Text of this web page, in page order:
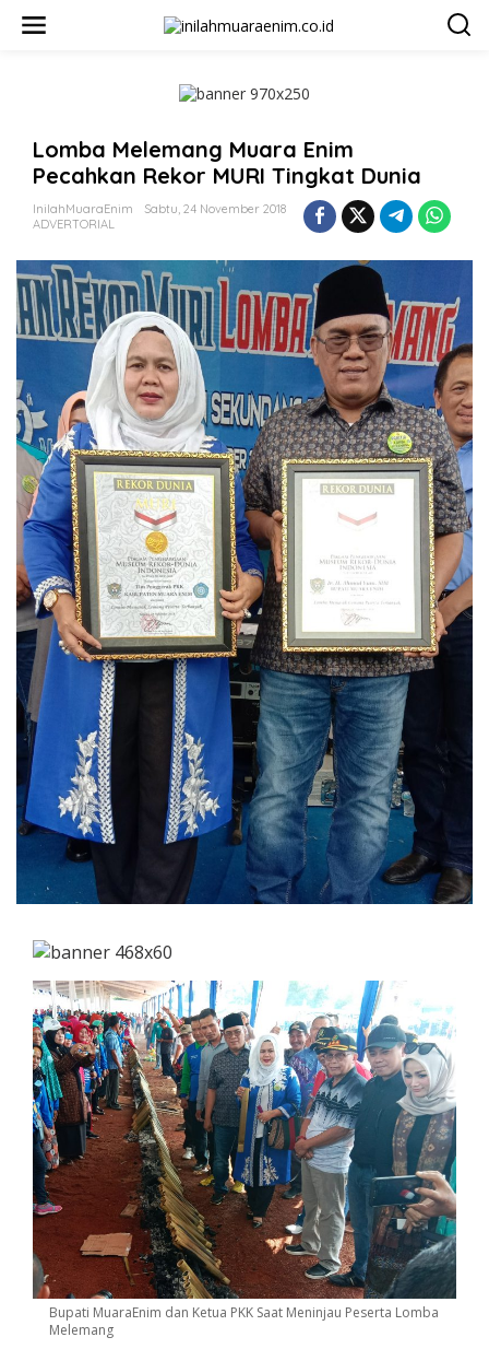
Lomba Melemang Muara Enim
Pecahkan Rekor MURI Tingkat Dunia
InilahMuaraEnim
Sabtu, 24 November 2018
ADVERTORIAL
Bupati MuaraEnim dan Ketua PKK Saat Meninjau Peserta Lomba
Melemang